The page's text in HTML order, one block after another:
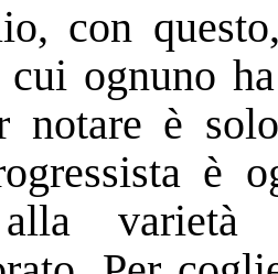
con
cui ognuno
notare è
è
varietà